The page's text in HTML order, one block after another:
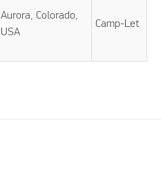
Aurora, Colorado,
USA
Camp-Let